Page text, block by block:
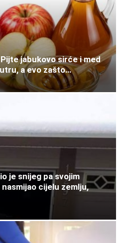
Pijte jabukovo sirće i med
a evo zašto…
je snijeg pa svojim
cijelu zemlju,